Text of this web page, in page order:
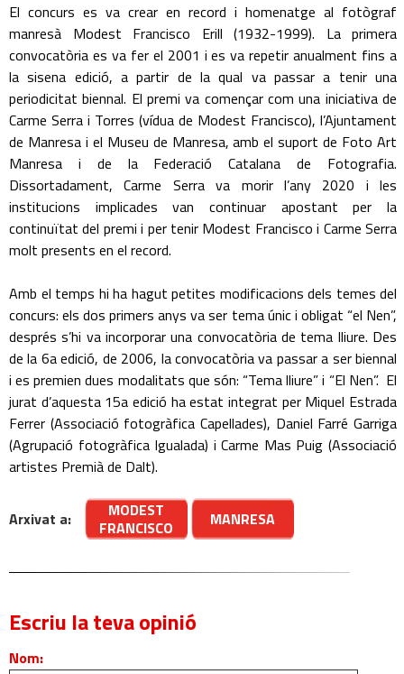
El concurs es va crear en record i homenatge al fotògraf
manresà Modest Francisco Erill (1932-1999). La primera
convocatòria es va fer el 2001 i es va repetir anualment fins a
la sisena edició, a partir de la qual va passar a tenir una
periodicitat biennal. El premi va començar com una iniciativa de
Carme Serra i Torres (vídua de Modest Francisco), l’Ajuntament
de Manresa i el Museu de Manresa, amb el suport de Foto Art
Manresa i de la Federació Catalana de Fotografia.
Dissortadament, Carme Serra va morir l’any 2020 i les
institucions implicades van continuar apostant per la
continuïtat del premi i per tenir Modest Francisco i Carme Serra
molt presents en el record.
Amb el temps hi ha hagut petites modificacions dels temes del
concurs: els dos primers anys va ser tema únic i obligat “el Nen”,
després s’hi va incorporar una convocatòria de tema lliure. Des
de la 6a edició, de 2006, la convocatòria va passar a ser biennal
i es premien dues modalitats que són: “Tema lliure” i “El Nen”. El
jurat d’aquesta 15a edició ha estat integrat per Miquel Estrada
Ferrer (Associació fotogràfica Capellades), Daniel Farré Garriga
(Agrupació fotogràfica Igualada) i Carme Mas Puig (Associació
artistes Premià de Dalt).
Arxivat a:
MODEST
FRANCISCO
MANRESA
Escriu la teva opinió
Nom: